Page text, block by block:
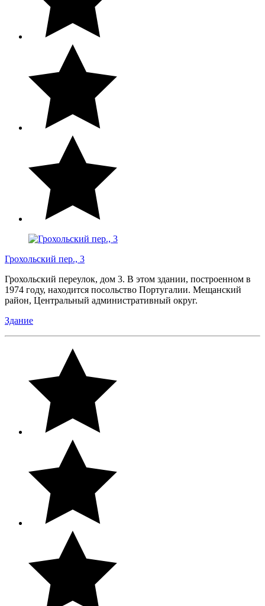
Грохольский пер., 3
Грохольский переулок, дом 3. В этом здании, построенном в
1974 году, находится посольство Португалии. Мещанский
район, Центральный административный округ.
Здание